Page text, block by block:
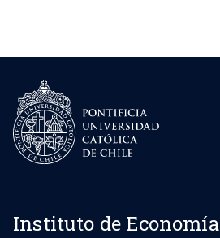
Instituto de Economía